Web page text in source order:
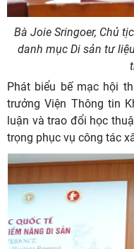
Bà Joie Sringoer, Chủ
danh mục Di sản tư
Phát biểu bế mạc hội
trưởng Viện Thông tin
luận và trao đổi học
trọng phục vụ công tác